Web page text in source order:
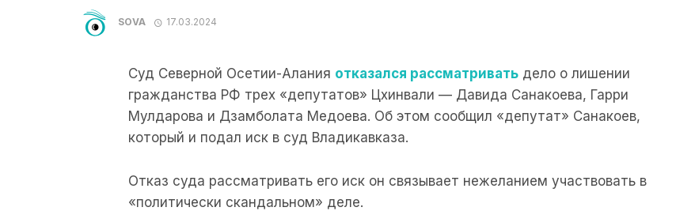
SOVA 17.03.2024
Суд Северной Осетии-Алания отказался рассматривать дело о лишении
гражданства РФ трех «депутатов» Цхинвали — Давида Санакоева, Гарри
Мулдарова и Дзамболата Медоева. Об этом сообщил «депутат» Санакоев,
который и подал иск в суд Владикавказа.
Отказ суда рассматривать его иск он связывает нежеланием участвовать в
«политически скандальном» деле.